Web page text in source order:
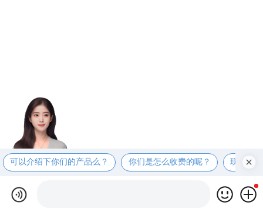
可以介绍下你们的产品么？ 你们是怎么收费的呢？ 现在有